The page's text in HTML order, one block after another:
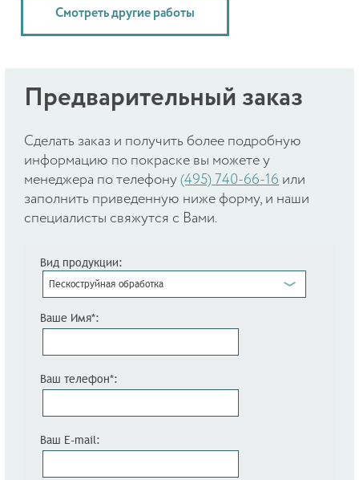
Смотреть другие работы
Предварительный заказ
Cделать заказ и получить более подробную
информацию по покраске вы можете у
менеджера по телефону (495) 740-66-16 или
заполнить приведенную ниже форму, и наши
специалисты свяжутся с Вами.
Вид продукции:
Пескоструйная обработка
Ваше Имя*:
Ваш телефон*:
Ваш E-mail: